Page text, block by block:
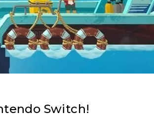
Switch!